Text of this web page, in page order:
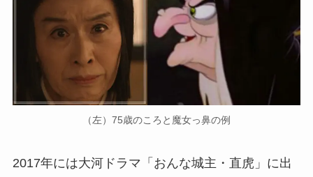
（左）75歳のころと魔女っ鼻の例
2017年には大河ドラマ「おんな城主・直虎」に出